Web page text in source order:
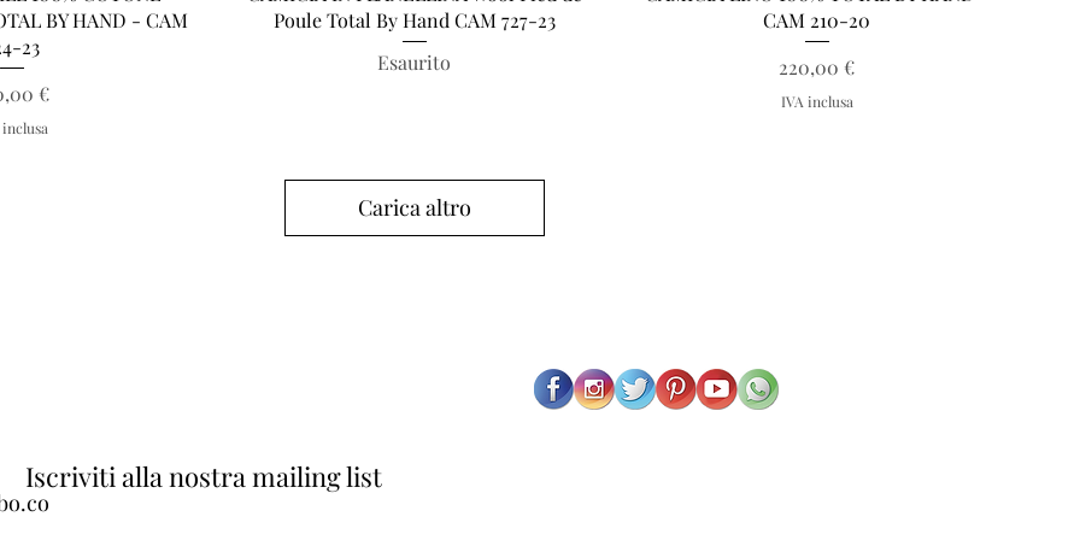
BY HAND - CAM
23
€
Poule Total By Hand CAM 727-23
Esaurito
CAM 210-20
Prezzo
220,00 €
IVA inclusa
Carica altro
Iscriviti alla nostra mailing list